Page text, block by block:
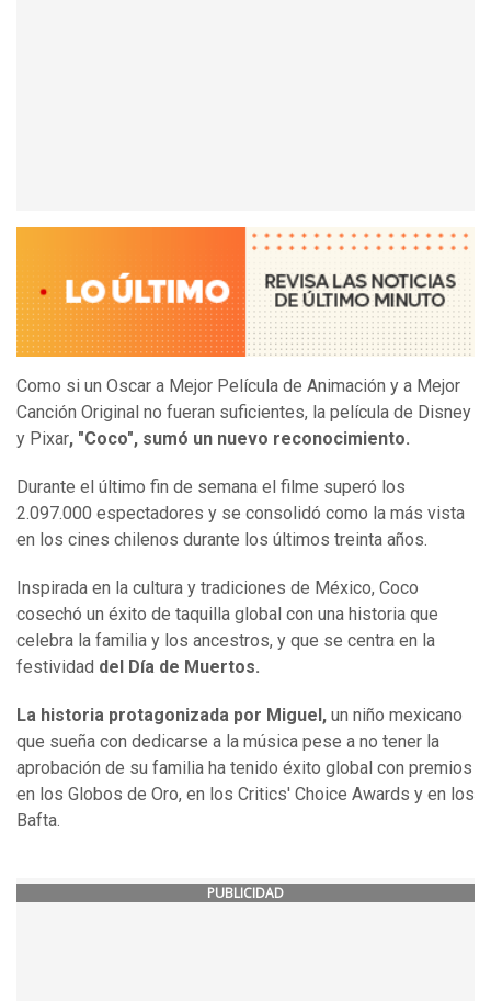
Como si un Oscar a Mejor Película de Animación y a Mejor
Canción Original no fueran suficientes, la película de Disney
y Pixar, "Coco", sumó un nuevo reconocimiento.
Durante el último fin de semana el filme superó los
2.097.000 espectadores y se consolidó como la más vista
en los cines chilenos durante los últimos treinta años.
Inspirada en la cultura y tradiciones de México, Coco
cosechó un éxito de taquilla global con una historia que
celebra la familia y los ancestros, y que se centra en la
festividad del Día de Muertos.
La historia protagonizada por Miguel, un niño mexicano
que sueña con dedicarse a la música pese a no tener la
aprobación de su familia ha tenido éxito global con premios
en los Globos de Oro, en los Critics' Choice Awards y en los
Bafta.
PUBLICIDAD